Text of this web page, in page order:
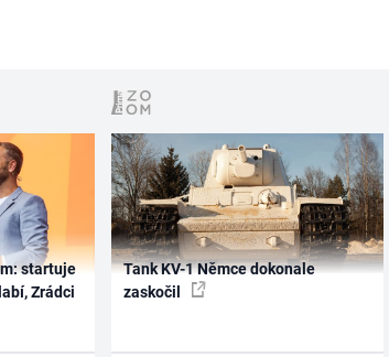
startuje
Zrádci
Tank KV-1 Němce dokonale
zaskočil